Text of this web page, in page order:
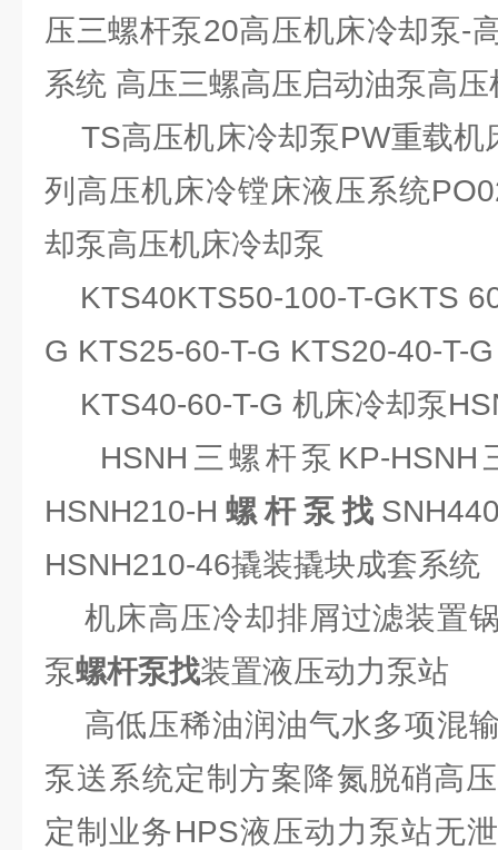
压三螺杆泵20高压机床冷却泵-
系统 高压三螺高压启动油泵高
TS高压机床冷却泵PW重载机
列高压机床冷镗床液压系统
却泵高压机床冷却泵
KTS40KTS50-100-T-GKTS
G KTS25-60-T-G KTS20-40-T-G
KTS40-60-T-G 机床冷却泵
HSNH三螺杆泵KP-HSNH
HSNH210-H 螺杆泵找
HSNH210-46撬装撬块成套系统
机床高压冷却排屑过滤装置
泵螺杆泵找装置液压动力泵站
高低压稀油润油气水多项混
泵送系统定制方案降氮脱硝高
定制业务HPS液压动力泵站无